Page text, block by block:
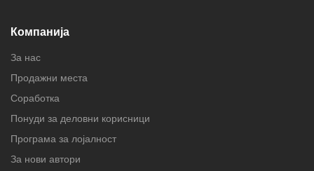
Компанија
За нас
Продажни места
Соработка
Понуди за деловни корисници
Програма за лојалност
За нови автори